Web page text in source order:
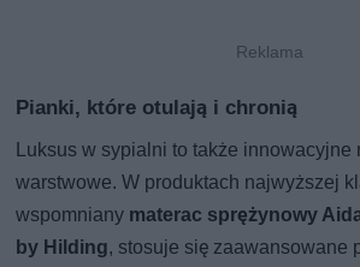
Pianki, które otulają i chronią
Luksus w sypialni to także innowacyjne
warstwowe. W produktach najwyższej
wspomniany materac sprężynowy
by Hilding, stosuje się zaawansowane